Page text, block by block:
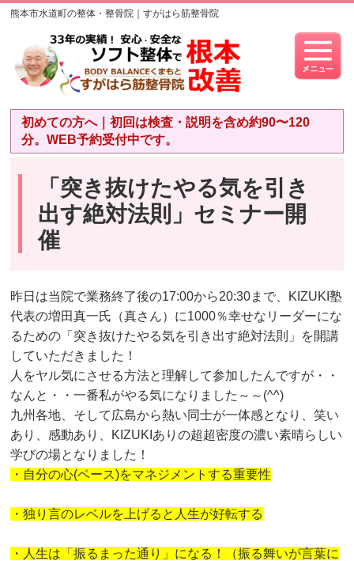
熊本市水道町の整体・整骨院｜すがはら筋整骨院
初めての方へ｜初回は検査・説明を含め約90〜120
分。WEB予約受付中です。
「突き抜けたやる気を引き
出す絶対法則」セミナー開
催
昨日は当院で業務終了後の17:00から20:30まで、KIZUKI塾
代表の増田真一氏（真さん）に1000％幸せなリーダーにな
るための「突き抜けたやる気を引き出す絶対法則」を開講
していただきました！
人をヤル気にさせる方法と理解して参加したんですが・・
なんと・・一番私がやる気になりました～～(^^)
九州各地、そして広島から熱い同士が一体感となり、笑い
あり、感動あり、KIZUKIありの超超密度の濃い素晴らしい
学びの場となりました！
・自分の心(ベース)をマネジメントする重要性
・独り言のレベルを上げると人生が好転する
・人生は「振るまった通り」になる！（振る舞いが言葉に